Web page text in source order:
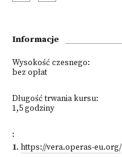
Informacje
Wysokość czesnego:
bez opłat
Długość trwania kursu:
1,5 godziny
:
1. https://vera.operas-eu.org/